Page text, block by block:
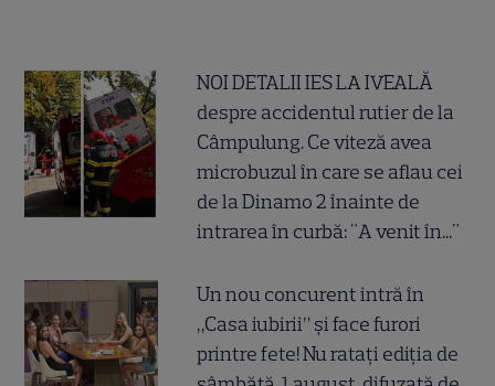
NOI DETALII IES LA IVEALĂ
despre accidentul rutier de la
Câmpulung. Ce viteză avea
microbuzul în care se aflau cei
de la Dinamo 2 înainte de
intrarea în curbă: "A venit în..."
Un nou concurent intră în
„Casa iubirii” și face furori
printre fete! Nu ratați ediția de